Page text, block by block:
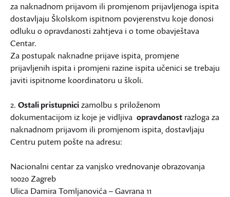
za naknadnom prijavom ili promjenom prijavljenoga ispita
dostavljaju Školskom ispitnom povjerenstvu koje donosi
odluku o opravdanosti zahtjeva i o tome obavještava
Centar.
Za postupak naknadne prijave ispita, promjene
prijavljenih ispita i promjeni razine ispita učenici se trebaju
javiti ispitnome koordinatoru u školi.
2. Ostali pristupnicizamolbu s priloženom
dokumentacijom iz koje je vidljiva opravdanost razloga za
naknadnom prijavom ili promjenom ispita, dostavljaju
Centru putem pošte na adresu:
Nacionalni centar za vanjsko vrednovanje obrazovanja
10020 Zagreb
Ulica Damira Tomljanovića – Gavrana 11